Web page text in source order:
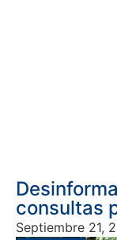
consultas
Septiembre 21,